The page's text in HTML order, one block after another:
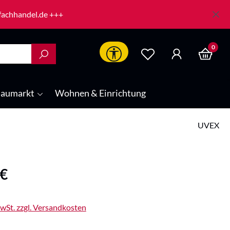
+++
Werkzeugleiste anzeigen
0
Wohnen & Einrichtung
UVEX
zzgl. Versandkosten